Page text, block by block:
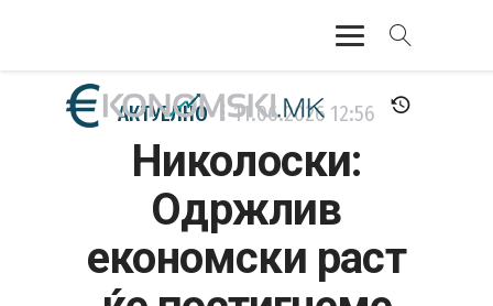
АКТУЕЛНО
ЕКОНОМИЈА
ФИНАНСИИ
БАНКАРСТВО
АКТУЕЛНО 11.06.2026 12:56
Николоски:
Одржлив
економски раст